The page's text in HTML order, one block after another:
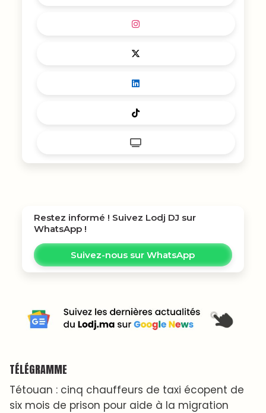
Restez informé ! Suivez Lodj DJ sur
WhatsApp !
Suivez-nous sur WhatsApp
TÉLÉGRAMME
Tétouan : cinq chauffeurs de taxi écopent de
six mois de prison pour aide à la migration